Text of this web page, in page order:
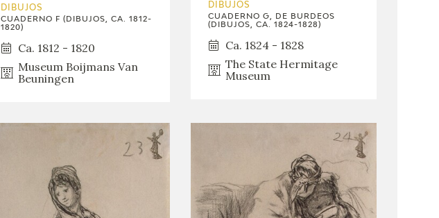
DIBUJOS
CUADERNO F (DIBUJOS, CA. 1812-
1820)
Ca. 1812 - 1820
Museum Boijmans Van
Beuningen
DIBUJOS
CUADERNO G, DE BURDEOS
(DIBUJOS, CA. 1824-1828)
Ca. 1824 - 1828
The State Hermitage
Museum